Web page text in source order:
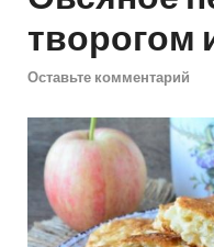
творогом
Оставьте комментарий